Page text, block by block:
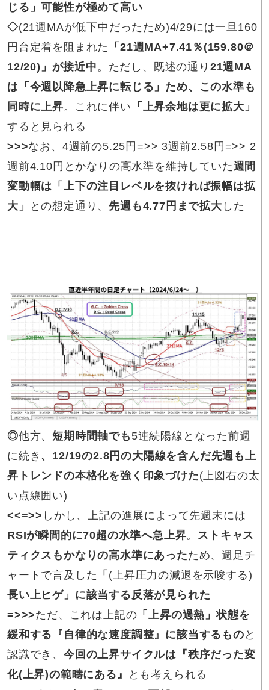
じる」可能性が極めて高い
◇(21週MAが低下中だったため)4/29には一旦160
円台定着を阻まれた
「21週MA+7.41％(159.80＠
12/20)」が接近中 。ただし、既述の通り 21週MA
は「今週以降急上昇に転じる」ため、この水準も
同時に上昇。これに伴い 「上昇余地は更に拡大」
すると見られる
>>>なお、4週前の5.25円=>> 3週前2.58円=>> 2
週前4.10円とかなりの高水準を維持していた週間
変動幅は「上下の注目レベルを抜ければ振幅は拡
大」
との想定通り、 先週も4.77円まで拡大 した
◎他方、短期時間軸でも 5連続陽線となった前週
に続き 、12/19の2.8円の大陽線を含んだ先週も上
昇トレンドの本格化を強く印象づけた(上図右の太
い点線囲い)
<<=>> しかし、上記の進展によって先週末には
RSIが瞬間的に70超の水準へ急上昇。 ストキャス
ティクスもかなりの高水準にあったため、週足チ
ャートで言及した 「 (上昇圧力の減退を示唆する)
長い上ヒゲ」に該当する反落が見られた
=>>>ただ、これは上記の 「上昇の過熱」状態を
緩和する『自律的な速度調整』に該当するもの と
認識でき、 今回の上昇サイクルは『秩序だった変
化(上昇)の範疇にある』
とも考えられる